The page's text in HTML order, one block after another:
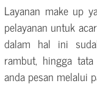
Layanan make up
pelayanan untuk
dalam hal ini
rambut, hingga
anda pesan melalui